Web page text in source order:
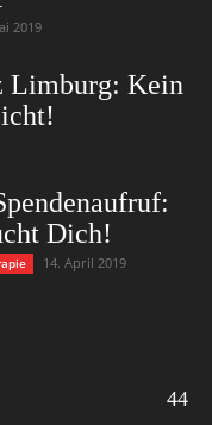
2019
Limburg: Kein
Dich!
14. April 2019
44